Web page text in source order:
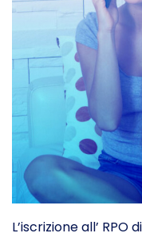
L’iscrizione all’